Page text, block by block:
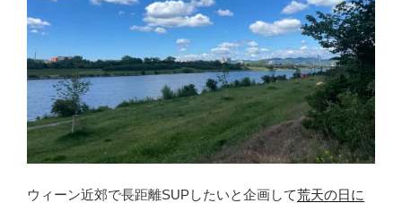
ウィーン近郊で長距離SUPしたいと企画して荒天の日に